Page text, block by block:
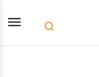
menu search